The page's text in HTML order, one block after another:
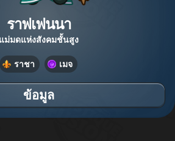
ราฟเฟนนา
แม่มดแห่งสังคมชั้นสูง
ราชา เมจ
ข้อมูล